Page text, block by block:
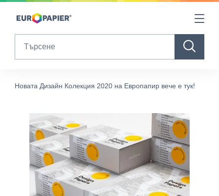
Table Of Content
Новата Дизайн Колекция 2020 на Европапир вече е тук!